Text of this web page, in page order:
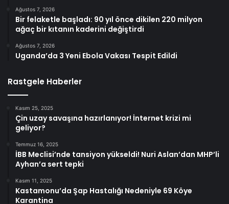
Ağustos 7, 2026
Bir felaketle başladı: 90 yıl önce dikilen 220 milyon
ağaç bir kıtanın kaderini değiştirdi
Ağustos 7, 2026
Uganda’da 3 Yeni Ebola Vakası Tespit Edildi
Rastgele Haberler
Kasım 25, 2025
Çin uzay savaşına hazırlanıyor! İnternet krizi mi
geliyor?
Temmuz 16, 2025
İBB Meclisi’nde tansiyon yükseldi! Nuri Aslan’dan MHP’li
Ayhan’a sert tepki
Kasım 11, 2025
Kastamonu’da Şap Hastalığı Nedeniyle 69 Köye
Karantina